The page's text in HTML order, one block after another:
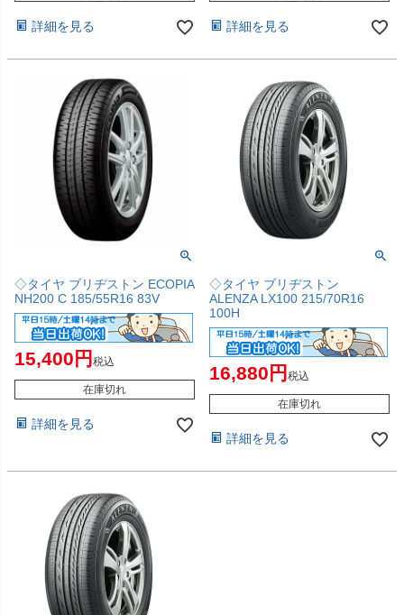
詳細を見る 詳細を見る
◇タイヤ ブリヂストン ECOPIA
NH200 C 185/55R16 83V
15,400 税込
在庫切れ
詳細を見る
◇タイヤ ブリヂストン
ALENZA LX100 215/70R16
100H
16,880 税込
在庫切れ
詳細を見る